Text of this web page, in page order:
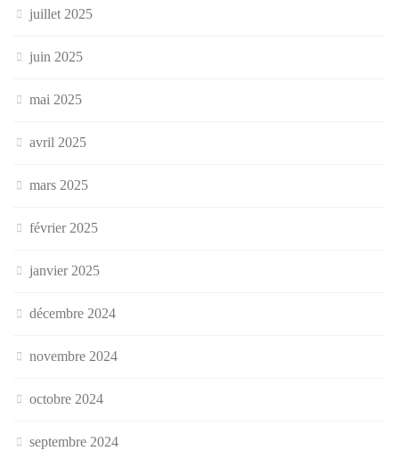
juillet 2025
juin 2025
mai 2025
avril 2025
mars 2025
février 2025
janvier 2025
décembre 2024
novembre 2024
octobre 2024
septembre 2024